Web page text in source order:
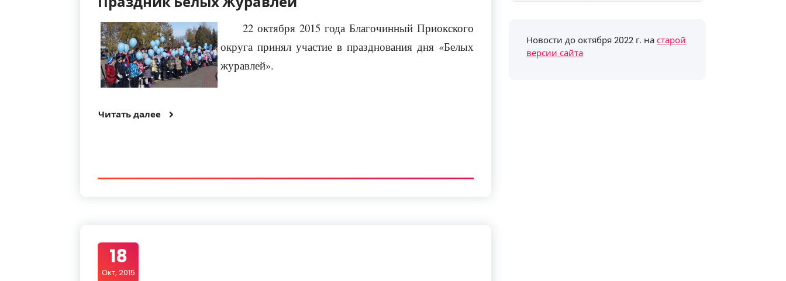
22 октября 2015 года Благочинный Приокского
округа принял участие в празднования дня «Белых
журавлей».
Читать далее
18
Окт, 2015
Новости до октября 2022 г. настарой
версии сайта